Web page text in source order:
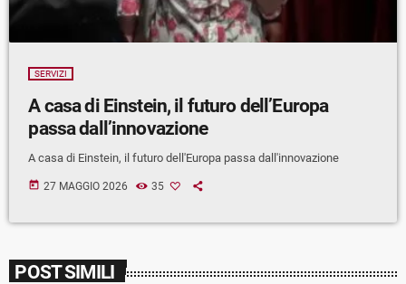
SERVIZI
A casa di Einstein, il futuro dell’Europa
passa dall’innovazione
A casa di Einstein, il futuro dell'Europa passa dall'innovazione
today 27 MAGGIO 2026 35
POST SIMILI